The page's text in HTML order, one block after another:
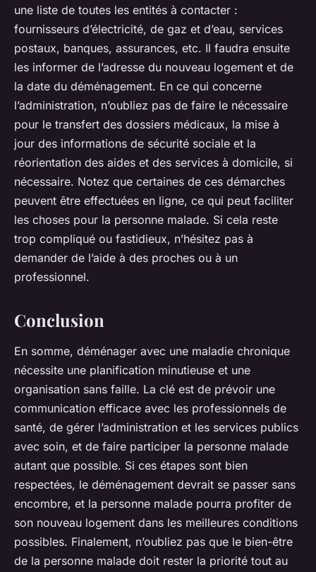
une liste de toutes les entités à contacter :
fournisseurs d’électricité, de gaz et d’eau, services
postaux, banques, assurances, etc. Il faudra ensuite
les informer de l’adresse du nouveau logement et de
la date du déménagement. En ce qui concerne
l’administration, n’oubliez pas de faire le nécessaire
pour le transfert des dossiers médicaux, la mise à
jour des informations de sécurité sociale et la
réorientation des aides et des services à domicile, si
nécessaire. Notez que certaines de ces démarches
peuvent être effectuées en ligne, ce qui peut faciliter
les choses pour la personne malade. Si cela reste
trop compliqué ou fastidieux, n’hésitez pas à
demander de l’aide à des proches ou à un
professionnel.
Conclusion
En somme, déménager avec une maladie chronique
nécessite une planification minutieuse et une
organisation sans faille. La clé est de prévoir une
communication efficace avec les professionnels de
santé, de gérer l’administration et les services publics
avec soin, et de faire participer la personne malade
autant que possible. Si ces étapes sont bien
respectées, le déménagement devrait se passer sans
encombre, et la personne malade pourra profiter de
son nouveau logement dans les meilleures conditions
possibles. Finalement, n’oubliez pas que le bien-être
de la personne malade doit rester la priorité tout au